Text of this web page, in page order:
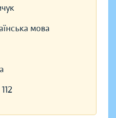
мова
112